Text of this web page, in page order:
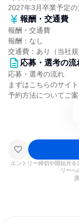
2027年3月卒業予定
報酬・交通費
報酬・交通費
報酬：なし
交通費：あり（当社
応募・選考の流
応募・選考の流れ
まずはこちらのサイ
予約方法についてご案
エントリー締切や開始月
リーへ